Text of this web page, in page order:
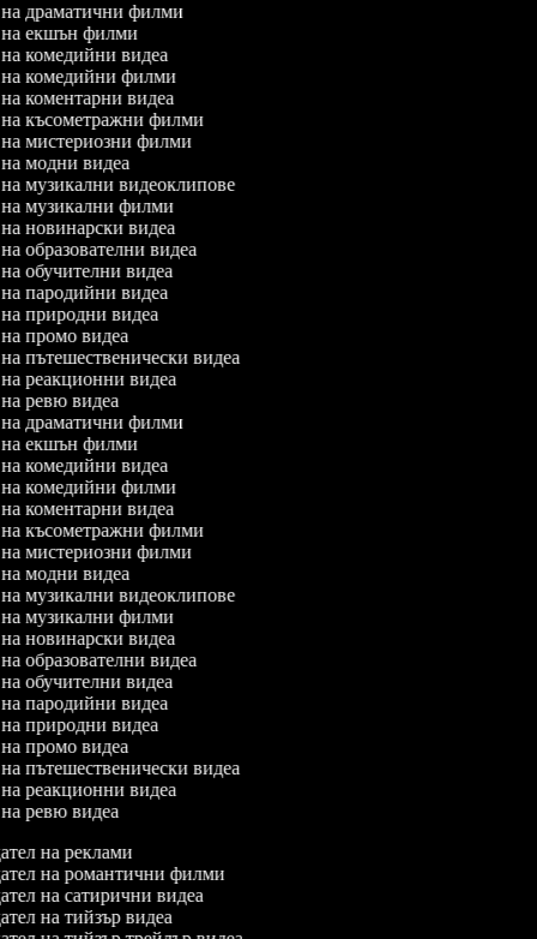
на драматични филми
на екшън филми
на комедийни видеа
на комедийни филми
на коментарни видеа
на късометражни филми
на мистериозни филми
на модни видеа
на музикални видеоклипове
на музикални филми
на новинарски видеа
на образователни видеа
на обучителни видеа
на пародийни видеа
на природни видеа
на промо видеа
на пътешественически видеа
на реакционни видеа
на ревю видеа
на драматични филми
на екшън филми
на комедийни видеа
на комедийни филми
на коментарни видеа
на късометражни филми
на мистериозни филми
на модни видеа
на музикални видеоклипове
на музикални филми
на новинарски видеа
на образователни видеа
на обучителни видеа
на пародийни видеа
на природни видеа
на промо видеа
на пътешественически видеа
на реакционни видеа
на ревю видеа
на реклами
на романтични филми
на сатирични видеа
на тийзър видеа